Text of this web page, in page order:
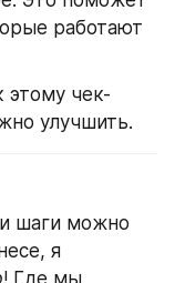
работают
этому чек-
улучшить.
шаги можно
! Где мы